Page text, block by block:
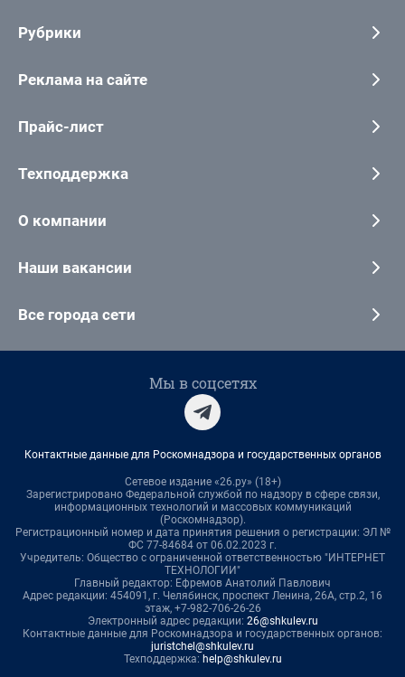
Рубрики
Реклама на сайте
Прайс-лист
Техподдержка
О компании
Наши вакансии
Все города сети
Мы в соцсетях
Контактные данные для Роскомнадзора и государственных органов
Сетевое издание «26.ру» (18+)
Зарегистрировано Федеральной службой по надзору в сфере связи,
информационных технологий и массовых коммуникаций
(Роскомнадзор).
Регистрационный номер и дата принятия решения о регистрации: ЭЛ №
ФС 77-84684 от 06.02.2023 г.
Учредитель: Общество с ограниченной ответственностью "ИНТЕРНЕТ
ТЕХНОЛОГИИ"
Главный редактор: Ефремов Анатолий Павлович
Адрес редакции: 454091, г. Челябинск, проспект Ленина, 26А, стр.2, 16
этаж, +7-982-706-26-26
Электронный адрес редакции: 26@shkulev.ru
Контактные данные для Роскомнадзора и государственных органов:
juristchel@shkulev.ru
Техподдержка: help@shkulev.ru